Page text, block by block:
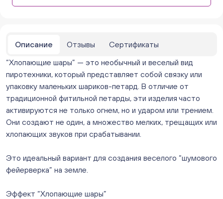
ежедневно с 10:00 до 20:00
ежедневно с 10:00 до 20:00
Краснопольский 13г (Цветы) (Краснопольский, 13Г)
ежедневно с 10:00 до 20:00
Нет в наличии
Молния Зоопарк - Труда,166 (ул. Труда,166/5)
Нет в наличии
Невский. Черкасская 17 (г. Челябинск, ул.
Черкасская, д.17/1, за ТК "Невский")
Мало
Овчинникова, д 12 (Челябинск, улица Овчинникова,
ежедневно с 10:00 до 20:00
Описание Отзывы
Сертификаты
“Хлопающие шары” — это необычный и веселый вид
пиротехники, который представляет собой связку или
упаковку маленьких шариков-петард. В отличие от
традиционной фитильной петарды, эти изделия часто
активируются не только огнем, но и ударом или трением.
Они создают не один, а множество мелких, трещащих или
хлопающих звуков при срабатывании.
Это идеальный вариант для создания веселого “шумового
фейерверка” на земле.
Эффект “Хлопающие шары”